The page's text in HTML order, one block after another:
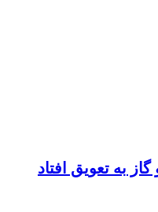
به تعویق افتاد